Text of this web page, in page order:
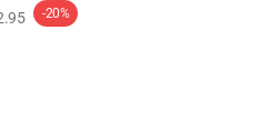
-20%